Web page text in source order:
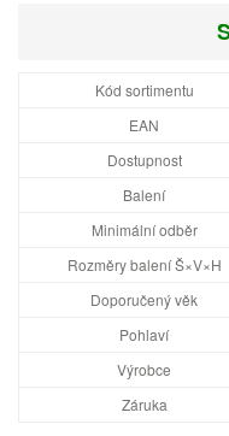
Kód sortimentu
EAN
Dostupnost
Balení
Minimální odběr
Rozměry balení Š×V×H
Doporučený věk
Pohlaví
Výrobce
Záruka